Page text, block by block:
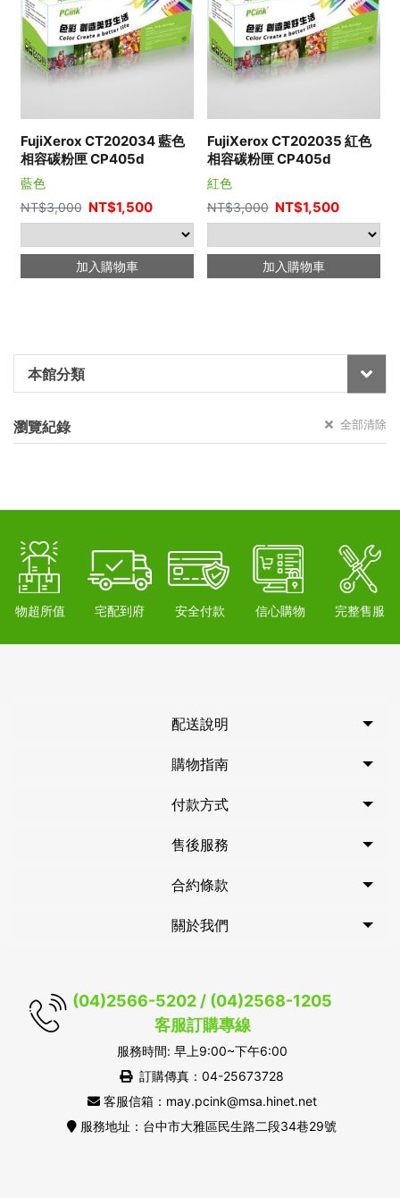
本館分類
瀏覽紀錄 全部清除
FujiXerox CT202034 藍色
相容碳粉匣 CP405d
藍色
NT$3,000 NT$1,500
加入購物車
FujiXerox CT202035 紅色
相容碳粉匣 CP405d
紅色
NT$3,000 NT$1,500
加入購物車
物超所值 宅配到府 安全付款 信心購物 完整售服
配送說明
購物指南
付款方式
售後服務
合約條款
關於我們
(04)2566-5202 / (04)2568-1205
客服訂購專線
服務時間: 早上9:00~下午6:00
訂購傳真：04-25673728
客服信箱：may.pcink@msa.hinet.net
服務地址：台中市大雅區民生路二段34巷29號